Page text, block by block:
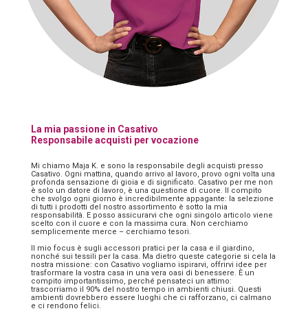
La mia passione in Casativo
Responsabile acquisti per vocazione
Mi chiamo Maja K. e sono la responsabile degli acquisti presso
Casativo. Ogni mattina, quando arrivo al lavoro, provo ogni volta una
profonda sensazione di gioia e di significato. Casativo per me non
è solo un datore di lavoro, è una questione di cuore. Il compito
che svolgo ogni giorno è incredibilmente appagante: la selezione
di tutti i prodotti del nostro assortimento è sotto la mia
responsabilità. E posso assicurarvi che ogni singolo articolo viene
scelto con il cuore e con la massima cura. Non cerchiamo
semplicemente merce – cerchiamo tesori.
Il mio focus è sugli accessori pratici per la casa e il giardino,
nonché sui tessili per la casa. Ma dietro queste categorie si cela la
nostra missione: con Casativo vogliamo ispirarvi, offrirvi idee per
trasformare la vostra casa in una vera oasi di benessere. È un
compito importantissimo, perché pensateci un attimo:
trascorriamo il 90% del nostro tempo in ambienti chiusi. Questi
ambienti dovrebbero essere luoghi che ci rafforzano, ci calmano
e ci rendono felici.